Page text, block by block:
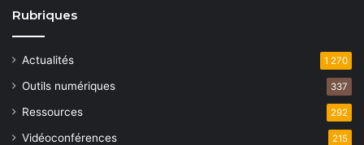
Rubriques
Actualités 1 270
Outils numériques 337
Ressources 292
Vidéoconférences 215